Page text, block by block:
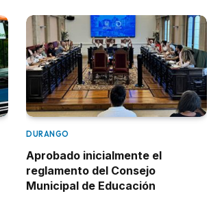
DURANGO
Aprobado inicialmente el
reglamento del Consejo
Municipal de Educación